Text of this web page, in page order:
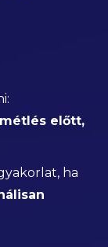
előtt,
ha